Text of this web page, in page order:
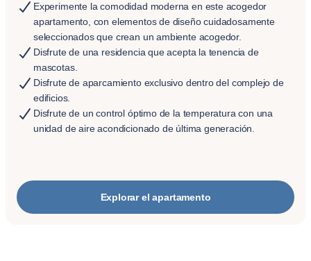
Experimente la comodidad moderna en este acogedor
apartamento, con elementos de diseño cuidadosamente
seleccionados que crean un ambiente acogedor.
Disfrute de una residencia que acepta la tenencia de
mascotas.
Disfrute de aparcamiento exclusivo dentro del complejo de
edificios.
Disfrute de un control óptimo de la temperatura con una
unidad de aire acondicionado de última generación.
Explorar el apartamento